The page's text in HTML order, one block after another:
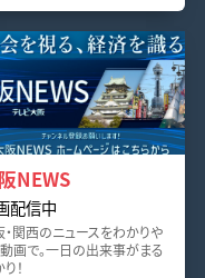
NEWS
配信中
・関西のニュースをわかりや
画で。一日の出来事がまる
！